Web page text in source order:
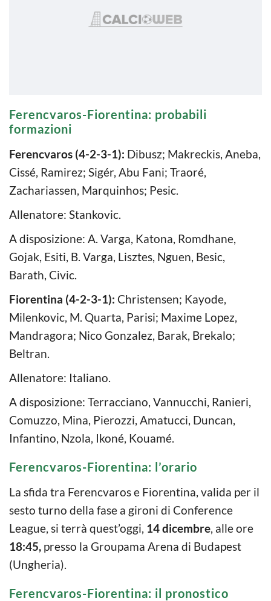
Ferencvaros-Fiorentina: probabili
formazioni
Ferencvaros (4-2-3-1): Dibusz; Makreckis, Aneba,
Cissé, Ramirez; Sigér, Abu Fani; Traoré,
Zachariassen, Marquinhos; Pesic.
Allenatore: Stankovic.
A disposizione: A. Varga, Katona, Romdhane,
Gojak, Esiti, B. Varga, Lisztes, Nguen, Besic,
Barath, Civic.
Fiorentina (4-2-3-1): Christensen; Kayode,
Milenkovic, M. Quarta, Parisi; Maxime Lopez,
Mandragora; Nico Gonzalez, Barak, Brekalo;
Beltran.
Allenatore: Italiano.
A disposizione: Terracciano, Vannucchi, Ranieri,
Comuzzo, Mina, Pierozzi, Amatucci, Duncan,
Infantino, Nzola, Ikoné, Kouamé.
Ferencvaros-Fiorentina: l’orario
La sfida tra Ferencvaros e Fiorentina, valida per il
sesto turno della fase a gironi di Conference
League, si terrà quest’oggi, 14 dicembre, alle ore
18:45, presso la Groupama Arena di Budapest
(Ungheria).
Ferencvaros-Fiorentina: il pronostico